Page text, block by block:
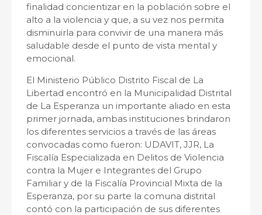
finalidad concientizar en la población sobre el
alto a la violencia y que, a su vez nos permita
disminuirla para convivir de una manera más
saludable desde el punto de vista mental y
emocional.
El Ministerio Público Distrito Fiscal de La
Libertad encontró en la Municipalidad Distrital
de La Esperanza un importante aliado en esta
primer jornada, ambas instituciones brindaron
los diferentes servicios a través de las áreas
convocadas como fueron: UDAVIT, JJR, La
Fiscalía Especializada en Delitos de Violencia
contra la Mujer e Integrantes del Grupo
Familiar y de la Fiscalía Provincial Mixta de la
Esperanza, por su parte la comuna distrital
contó con la participación de sus diferentes